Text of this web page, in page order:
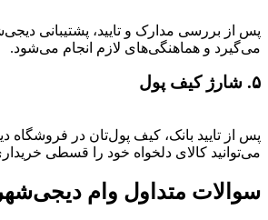
پس از بررسی مدارک و تایید، پشتیبانی
می‌گیرد و هماهنگی‌های لازم انجام می‌شود.
۵. شارژ کیف پول
پس از تایید بانک، کیف پول‌تان در
می‌توانید کالای دلخواه خود را قسطی
سوالات متداول وام دیجی‌شهر